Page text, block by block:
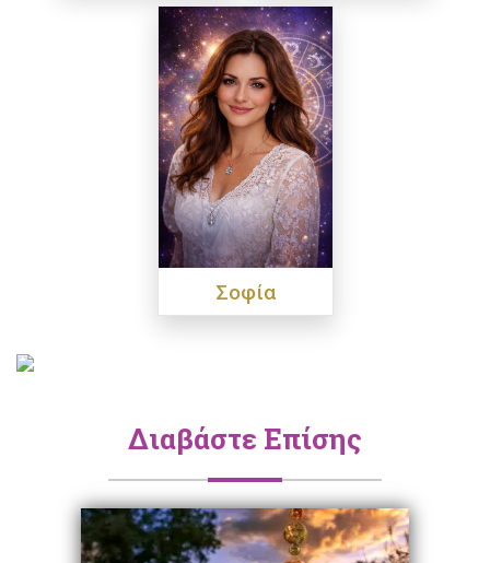
Σοφία
Διαβάστε Επίσης